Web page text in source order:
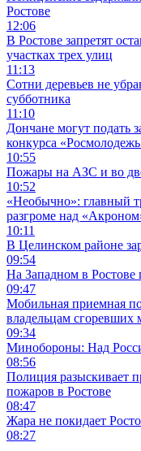
Ростове
12:06
В Ростове запретят
участках трех улиц
11:13
Сотни деревьев не
субботника
11:10
Дончане могут подать
конкурса
10:55
Пожары на АЗС и во
10:52
«Необычно»: главный
разгроме над
10:11
В Целинском районе
09:54
На Западном в Ростове
09:47
Мобильная приемная
владельцам сгоревших
09:34
Минобороны: Над
08:56
Полиция разыскивает
пожаров в Ростове
08:47
Жара не покидает
08:27